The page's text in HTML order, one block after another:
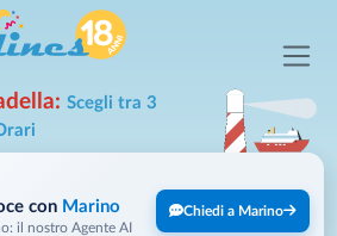
Scegli tra 3
con Marino
il nostro Agente AI
Chiedi a Marino